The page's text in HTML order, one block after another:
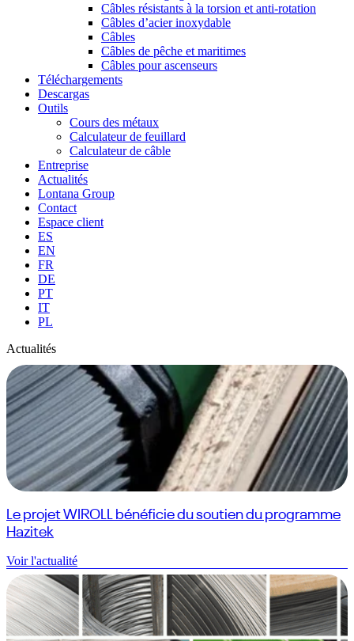
Câbles résistants à la torsion et anti-rotation
Câbles d’acier inoxydable
Câbles
Câbles de pêche et maritimes
Câbles pour ascenseurs
Téléchargements
Descargas
Outils
Cours des métaux
Calculateur de feuillard
Calculateur de câble
Entreprise
Actualités
Lontana Group
Contact
Espace client
ES
EN
FR
DE
PT
IT
PL
Actualités
Le projet WIROLL bénéficie du soutien du programme
Hazitek
Voir l'actualité